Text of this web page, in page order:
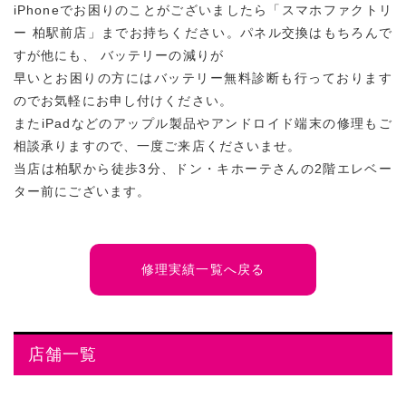
iPhoneでお困りのことがございましたら「スマホファクトリ
ー 柏駅前店」までお持ちください。パネル交換はもちろんで
すが他にも、 バッテリーの減りが
早いとお困りの方にはバッテリー無料診断も行っております
のでお気軽にお申し付けください。
またiPadなどのアップル製品やアンドロイド端末の修理もご
相談承りますので、一度ご来店くださいませ。
当店は柏駅から徒歩3分、ドン・キホーテさんの2階エレベー
ター前にございます。
修理実績一覧へ戻る
店舗一覧